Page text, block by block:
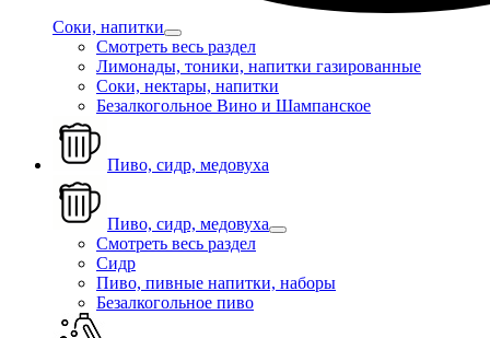
Соки, напитки
Смотреть весь раздел
Лимонады, тоники, напитки газированные
Соки, нектары, напитки
Безалкогольное Вино и Шампанское
Пиво, сидр, медовуха
Пиво, сидр, медовуха
Смотреть весь раздел
Сидр
Пиво, пивные напитки, наборы
Безалкогольное пиво